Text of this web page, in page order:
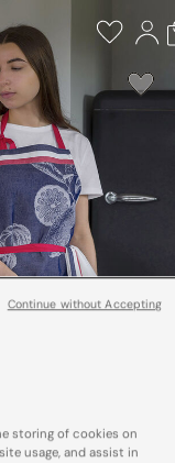
storing of cookies on
usage, and assist in
Continue without Accepting